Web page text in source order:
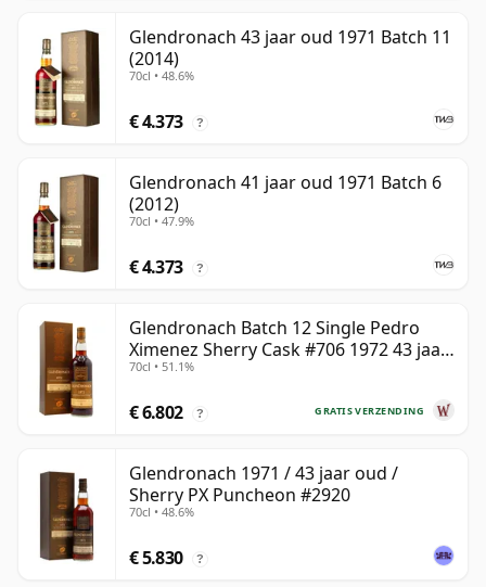
Glendronach 43 jaar oud 1971 Batch 11
(2014)
70cl • 48.6%
€ 4.373 ?
Glendronach 41 jaar oud 1971 Batch 6
(2012)
70cl • 47.9%
€ 4.373 ?
Glendronach Batch 12 Single Pedro
Ximenez Sherry Cask #706 1972 43 jaar
oud
70cl • 51.1%
GRATIS VERZENDING
€ 6.802 ?
Glendronach 1971 / 43 jaar oud /
Sherry PX Puncheon #2920
70cl • 48.6%
€ 5.830 ?